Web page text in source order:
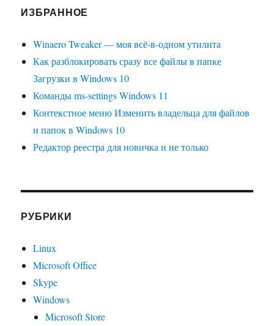
ИЗБРАННОЕ
Winaero Tweaker — моя всё-в-одном утилита
Как разблокировать сразу все файлы в папке
Загрузки в Windows 10
Команды ms-settings Windows 11
Контекстное меню Изменить владельца для файлов
и папок в Windows 10
Редактор реестра для новичка и не только
РУБРИКИ
Linux
Microsoft Office
Skype
Windows
Microsoft Store